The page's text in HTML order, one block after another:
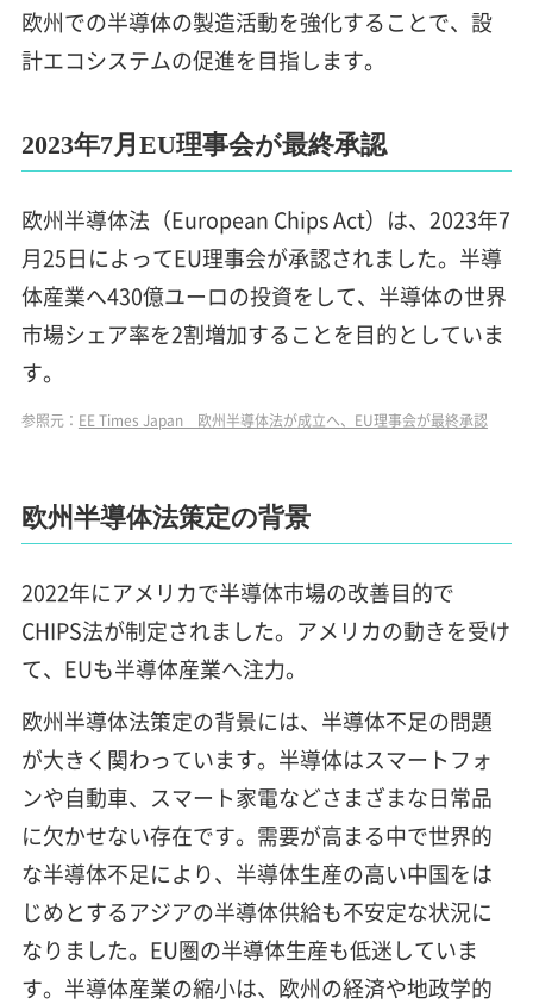
欧州での半導体の製造活動を強化することで、設
計エコシステムの促進を目指します。
2023年7月EU理事会が最終承認
欧州半導体法（European Chips Act）は、2023年7
月25日によってEU理事会が承認されました。半導
体産業へ430億ユーロの投資をして、半導体の世界
市場シェア率を2割増加することを目的としていま
す。
参照元： EE Times Japan 欧州半導体法が成立へ、EU理事会が最終承認
欧州半導体法策定の背景
2022年にアメリカで半導体市場の改善目的で
CHIPS法が制定されました。アメリカの動きを受け
て、EUも半導体産業へ注力。
欧州半導体法策定の背景には、半導体不足の問題
が大きく関わっています。半導体はスマートフォ
ンや自動車、スマート家電などさまざまな日常品
に欠かせない存在です。需要が高まる中で世界的
な半導体不足により、半導体生産の高い中国をは
じめとするアジアの半導体供給も不安定な状況に
なりました。EU圏の半導体生産も低迷していま
す。半導体産業の縮小は、欧州の経済や地政学的